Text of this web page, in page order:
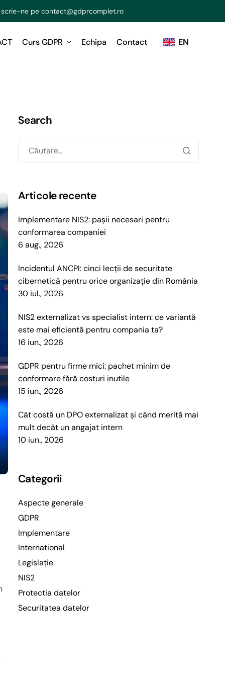
scrie-ne pe contact@gdprcomplet.ro
Curs GDPR Echipa Contact EN
Search
Articole recente
Implementare NIS2: pașii necesari pentru
conformarea companiei
6 aug., 2026
Incidentul ANCPI: cinci lecții de securitate
cibernetică pentru orice organizație din România
30 iul., 2026
NIS2 externalizat vs specialist intern: ce variantă
este mai eficientă pentru compania ta?
16 iun., 2026
GDPR pentru firme mici: pachet minim de
conformare fără costuri inutile
15 iun., 2026
Cât costă un DPO externalizat și când merită mai
mult decât un angajat intern
10 iun., 2026
Categorii
Aspecte generale
GDPR
Implementare
International
Legislație
NIS2
Protectia datelor
Securitatea datelor